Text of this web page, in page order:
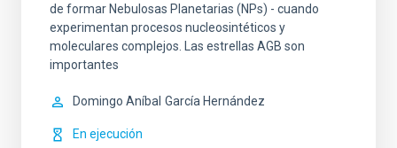
de formar Nebulosas Planetarias (NPs) - cuando
experimentan procesos nucleosintéticos y
moleculares complejos. Las estrellas AGB son
importantes
Domingo Aníbal García Hernández
En ejecución